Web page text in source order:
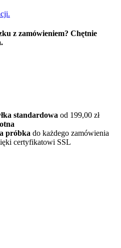
z zamówieniem? Chętnie
standardowa od 199,00 zł
próbka do każdego zamówienia
certyfikatowi SSL